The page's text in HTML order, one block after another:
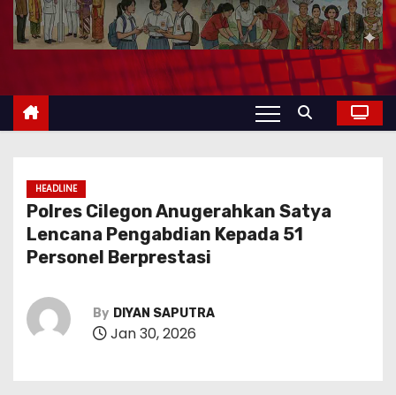
HEADLINE
Polres Cilegon Anugerahkan Satya
Lencana Pengabdian Kepada 51
Personel Berprestasi
By DIYAN SAPUTRA
Jan 30, 2026